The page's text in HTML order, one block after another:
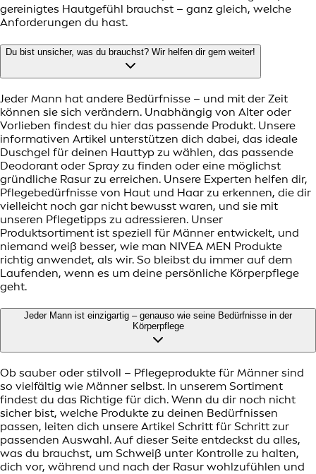
gereinigtes Hautgefühl brauchst – ganz gleich, welche
Anforderungen du hast.
Du bist unsicher, was du brauchst? Wir helfen dir gern weiter!
Jeder Mann hat andere Bedürfnisse – und mit der Zeit
können sie sich verändern. Unabhängig von Alter oder
Vorlieben findest du hier das passende Produkt. Unsere
informativen Artikel unterstützen dich dabei, das ideale
Duschgel für deinen Hauttyp zu wählen, das passende
Deodorant oder Spray zu finden oder eine möglichst
gründliche Rasur zu erreichen. Unsere Experten helfen dir,
Pflegebedürfnisse von Haut und Haar zu erkennen, die dir
vielleicht noch gar nicht bewusst waren, und sie mit
unseren Pflegetipps zu adressieren. Unser
Produktsortiment ist speziell für Männer entwickelt, und
niemand weiß besser, wie man NIVEA MEN Produkte
richtig anwendet, als wir. So bleibst du immer auf dem
Laufenden, wenn es um deine persönliche Körperpflege
geht.
Jeder Mann ist einzigartig – genauso wie seine Bedürfnisse in der
Körperpflege
Ob sauber oder stilvoll – Pflegeprodukte für Männer sind
so vielfältig wie Männer selbst. In unserem Sortiment
findest du das Richtige für dich. Wenn du dir noch nicht
sicher bist, welche Produkte zu deinen Bedürfnissen
passen, leiten dich unsere Artikel Schritt für Schritt zur
passenden Auswahl. Auf dieser Seite entdeckst du alles,
was du brauchst, um Schweiß unter Kontrolle zu halten,
dich vor, während und nach der Rasur wohlzufühlen und